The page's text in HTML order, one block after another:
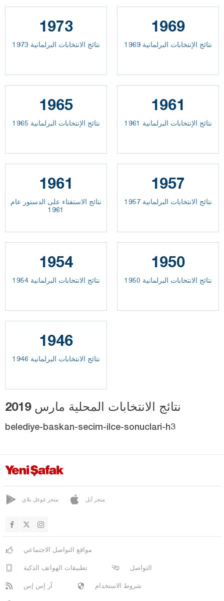
1973
نتائج الانتخابات البرلمانية 1973
1969
نتائج الإنتخابات البرلمانية 1969
1965
نتائج الإنتخابات البرلمانية 1965
1961
نتائج الإنتخابات البرلمانية 1961
1961
نتائج الاستفتاء على الدستور عام
1961
1957
نتائج الانتخابات البرلمانية 1957
1954
نتائج الانتخابات البرلمانية 1954
1950
نتائج الانتخابات البرلمانية 1950
1946
نتائج الانتخابات البرلمانية 1946
نتائج الانتخابات المحلية مارس 2019
belediye-baskan-secim-ilce-sonuclari-h3
متجر غوغل بلاي متجر آبل
مواقع التواصل الاجتماعي
تطبيقات الهواتف الذكية التواصل
آر إس إس شروط الاستخدام